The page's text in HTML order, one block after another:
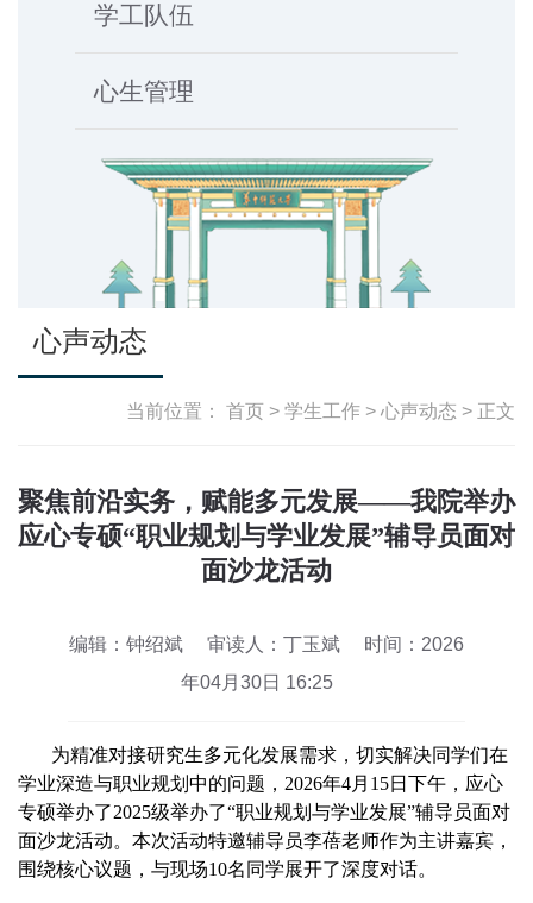
学工队伍
心生管理
心声动态
当前位置： 首页 > 学生工作 > 心声动态 > 正文
聚焦前沿实务，赋能多元发展——我院举办
应心专硕“职业规划与学业发展”辅导员面对
面沙龙活动
编辑：钟绍斌 审读人：丁玉斌
时间：2026
年04月30日 16:25
为精准对接研究生多元化发展需求，切实解决同学们在
学业深造与职业规划 中的问题，2026年4月15日下午， 应心
专硕举办了2025级举办了“职业规划与学业发展”辅导员面对
面沙龙活动。本次活动特邀辅导员李蓓老师作为主讲嘉宾，
围绕核心议题，与现场10名同学展开了深度对话。